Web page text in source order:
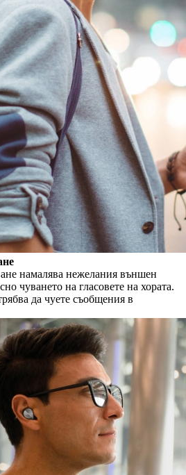
намалява нежелания външен
чуването на гласовете на хората.
да чуете съобщения в